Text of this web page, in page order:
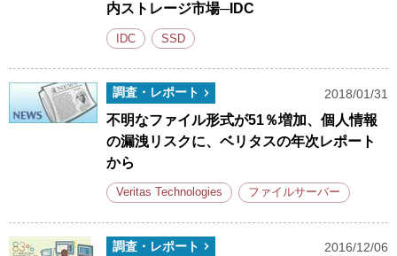
内ストレージ市場─IDC
IDC SSD
調査・レポート 2018/01/31
不明なファイル形式が51％増加、個人情報
の漏洩リスクに、ベリタスの年次レポート
から
Veritas Technologies ファイルサーバー
調査・レポート 2016/12/06